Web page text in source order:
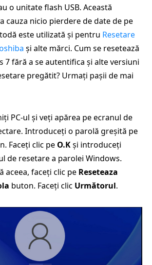
o unitate flash USB. Această
cauza nicio pierdere de date de pe
este utilizată și pentru Resetare
și alte mărci. Cum se resetează
7 fără a se autentifica și alte versiuni
pregătit? Urmați pașii de mai
PC-ul și veți apărea pe ecranul de
Introduceți o parolă greșită pe
Faceți clic pe O.Kși introduceți
de resetare a parolei Windows.
aceea, faceți clic pe Reseteaza
buton. Faceți clic Următorul.